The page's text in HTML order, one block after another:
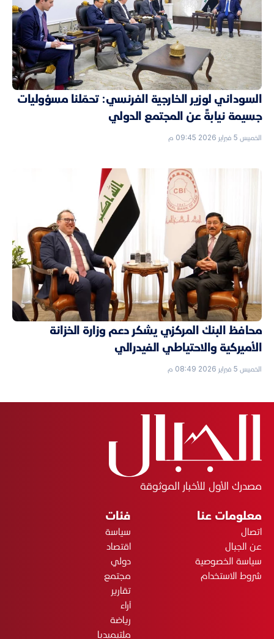
السوداني لوزير الخارجية الفرنسي: تحمّلنا مسؤوليات
جسيمة نيابةً عن المجتمع الدولي
الخميس 5 فبراير 2026 09:45 م
محافظ البنك المركزي يشكر دعم وزارة الخزانة
الأميركية والاحتياطي الفيدرالي
الخميس 5 فبراير 2026 08:49 م
مصدرك الأول للأخبار الموثوقة
معلومات عنا
اتصال
عن الجبال
سياسة الخصوصية
شروط الاستخدام
فئات
سياسة
اقتصاد
دولي
مجتمع
تقارير
آراء
رياضة
ملتيميديا